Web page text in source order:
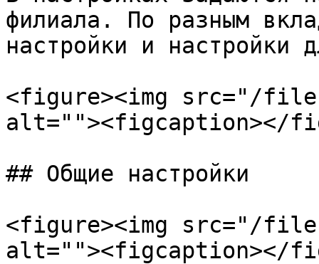
филиала. По разным
настройки и настройки
<figure><img src="/files/
alt=""><figcaption></
## Общие настройки
<figure><img src="/files/
alt=""><figcaption></